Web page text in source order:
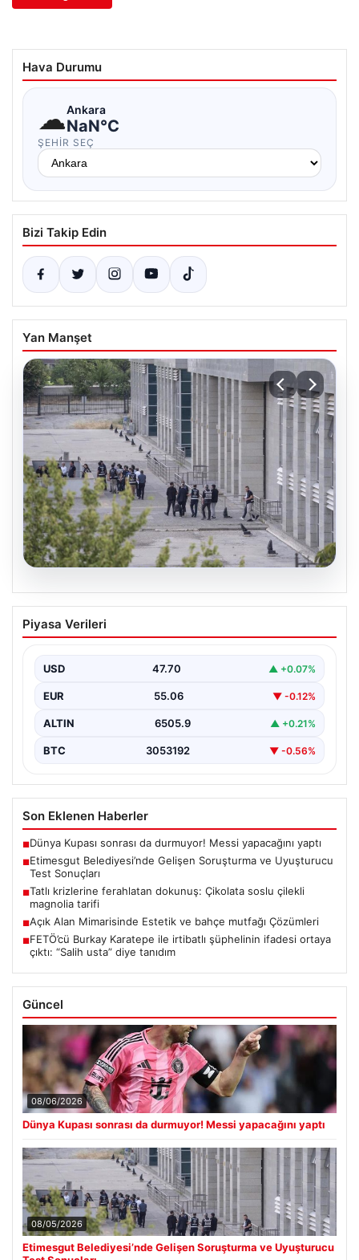
Hava Durumu
☁Ankara
NaN°C
ŞEHIR SEÇ
Bizi Takip Edin
Yan Manşet
05.08.2026
Etimesgut Belediyesi’nde Gelişen
Soruşturma ve Uyuşturucu Test
Son günlerde yayılan haberler, Etimesgut
seriyor. Soruşturma kapsamında,…
Piyasa Verileri
USD 47.70 ▲ +0.07%
EUR 55.06 ▼ -0.12%
ALTIN 6505.9 ▲ +0.21%
BTC 3053192 ▼ -0.56%
Son Eklenen Haberler
■Dünya Kupası sonrası da durmuyor! Messi yapacağını yaptı
■Etimesgut Belediyesi’nde Gelişen Soruşturma ve Uyuşturucu
Test Sonuçları
■Tatlı krizlerine ferahlatan dokunuş: Çikolata soslu çilekli
magnolia tarifi
■Açık Alan Mimarisinde Estetik ve bahçe mutfağı Çözümleri
■FETÖ’cü Burkay Karatepe ile irtibatlı şüphelinin ifadesi ortaya
çıktı: “Salih usta” diye tanıdım
Güncel
08/06/2026
Dünya Kupası sonrası da durmuyor! Messi yapacağını yaptı
08/05/2026
Etimesgut Belediyesi’nde Gelişen Soruşturma ve Uyuşturucu